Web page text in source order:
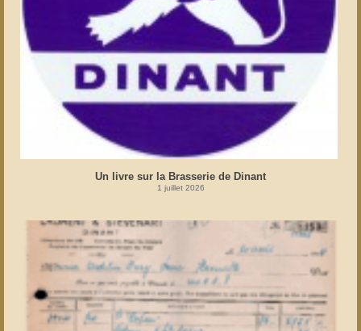
Un livre sur la Brasserie de Dinant
1 juillet 2026